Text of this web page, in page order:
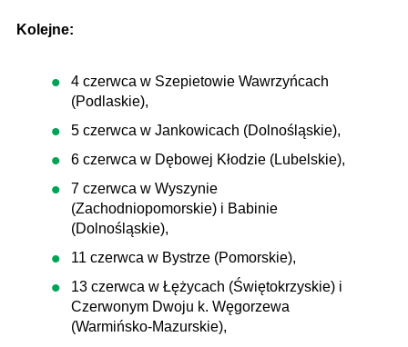
Kolejne:
4 czerwca w Szepietowie Wawrzyńcach
(Podlaskie),
5 czerwca w Jankowicach (Dolnośląskie),
6 czerwca w Dębowej Kłodzie (Lubelskie),
7 czerwca w Wyszynie
(Zachodniopomorskie) i Babinie
(Dolnośląskie),
11 czerwca w Bystrze (Pomorskie),
13 czerwca w Łężycach (Świętokrzyskie) i
Czerwonym Dwoju k. Węgorzewa
(Warmińsko-Mazurskie),